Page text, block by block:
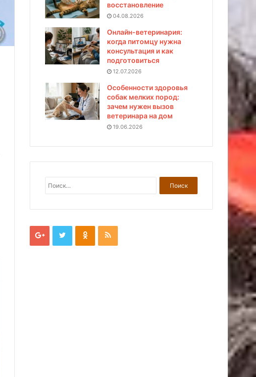
восстановление
04.08.2026
Онлайн-ветеринария:
когда питомцу нужна
консультация и как
подготовиться
12.07.2026
Особенности здоровья
собак мелких пород:
зачем нужен вызов
ветеринара на дом
19.06.2026
а